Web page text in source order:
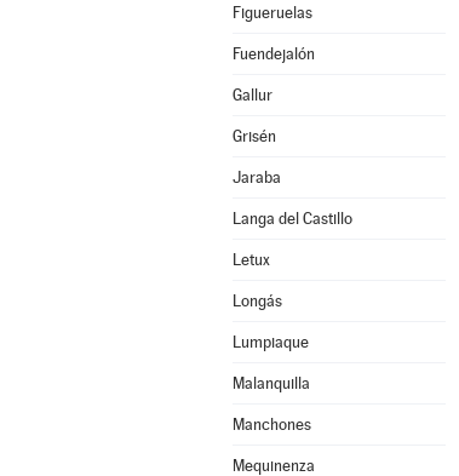
Figueruelas
Fuendejalón
Gallur
Grisén
Jaraba
Langa del Castillo
Letux
Longás
Lumpiaque
Malanquilla
Manchones
Mequinenza